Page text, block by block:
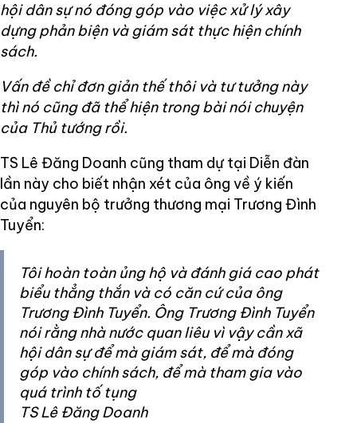
hội dân sự nó đóng góp vào việc xử lý xây
dựng phản biện và giám sát thực hiện chính
sách.
Vấn đề chỉ đơn giản thế thôi và tư tưởng này
thì nó cũng đã thể hiện trong bài nói chuyện
của Thủ tướng rồi.
TS Lê Đăng Doanh cũng tham dự tại Diễn đàn
lần này cho biết nhận xét của ông về ý kiến
của nguyên bộ trưởng thương mại Trương Đình
Tuyển:
Tôi hoàn toàn ủng hộ và đánh giá cao phát
biểu thẳng thắn và có căn cứ của ông
Trương Đình Tuyển. Ông Trương Đình Tuyển
nói rằng nhà nước quan liêu vì vậy cần xã
hội dân sự để mà giám sát, để mà đóng
góp vào chính sách, để mà tham gia vào
quá trình tố tụng
TS Lê Đăng Doanh